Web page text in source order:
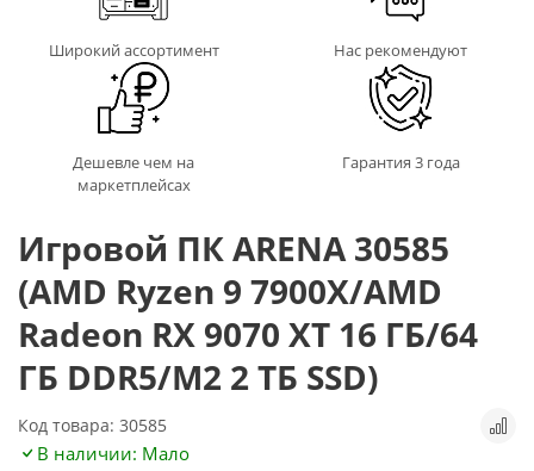
Широкий ассортимент Нас рекомендуют
Дешевле чем на
маркетплейсах
Гарантия 3 года
Игровой ПК ARENA 30585
(AMD Ryzen 9 7900X/AMD
Radeon RX 9070 XT 16 ГБ/64
ГБ DDR5/M2 2 ТБ SSD)
Код товара: 30585
В наличии: Мало